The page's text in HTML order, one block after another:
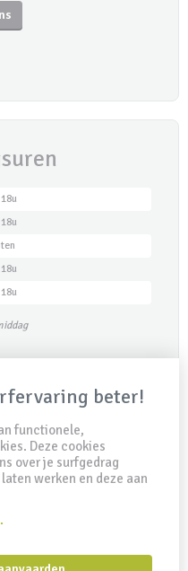
clausule Cookiebeleid
beter!
functionele,
Deze cookies
over je surfgedrag
werken en deze aan